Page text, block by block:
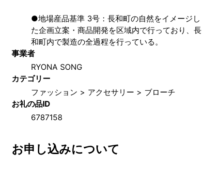
●地場産品基準 3号：長和町の自然をイメージし
た企画立案・商品開発を区域内で行っており、長
和町内で製造の全過程を行っている。
事業者
RYONA SONG
カテゴリー
ファッション > アクセサリー > ブローチ
お礼の品ID
6787158
お申し込みについて